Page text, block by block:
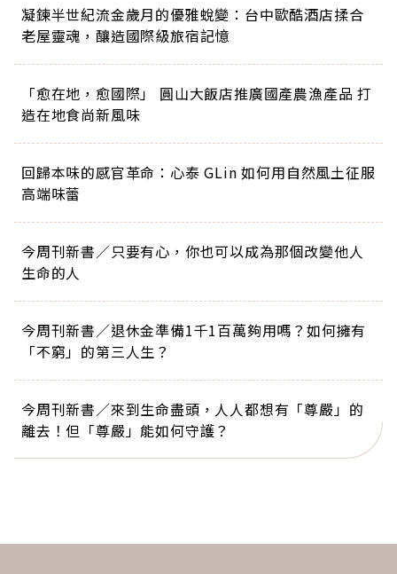
凝鍊半世紀流金歲月的優雅蛻變：台中歐酷酒店揉合
老屋靈魂，釀造國際級旅宿記憶
「愈在地，愈國際」 圓山大飯店推廣國產農漁產品 打
造在地食尚新風味
回歸本味的感官革命：心泰 GLin 如何用自然風土征服
高端味蕾
今周刊新書／只要有心，你也可以成為那個改變他人
生命的人
今周刊新書／退休金準備1千1百萬夠用嗎？如何擁有
「不窮」的第三人生？
今周刊新書／來到生命盡頭，人人都想有「尊嚴」的
離去！但「尊嚴」能如何守護？